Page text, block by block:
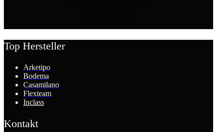
Top Hersteller
Arketipo
Bodema
Casamilano
Flexteam
Inclass
Kontakt